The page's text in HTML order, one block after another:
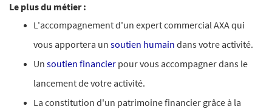
Le plus du métier :
L'accompagnement d'un expert commercial AXA qui
vous apportera un soutien humain dans votre activité.
Un soutien financier pour vous accompagner dans le
lancement de votre activité.
La constitution d'un patrimoine financier grâce à la